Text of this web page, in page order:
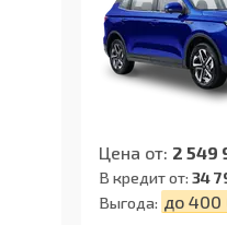
Цена от: 2 549
В кредит от: 34
Выгода: до 400